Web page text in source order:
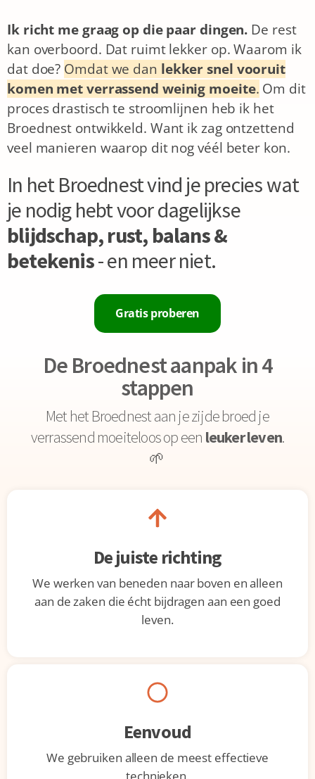
Ik richt me graag op die paar dingen. De rest
kan overboord. Dat ruimt lekker op.Waarom ik
dat doe? Omdat we dan lekker snel vooruit
komen met verrassend weinig moeite. Om dit
proces drastisch te stroomlijnen heb ik het
Broednest ontwikkeld. Want ik zag ontzettend
veel manieren waarop dit nog véél beter kon.
In het Broednest vind je precies wat
je nodig hebt voor dagelijkse
blijdschap, rust, balans &
betekenis- en meer niet.
Gratis proberen
De Broednest aanpak in 4
stappen
Met het Broednest aan je zijde broed je
verrassend moeiteloos op een leuker leven.
🌱
De juiste richting
We werken van beneden naar boven en alleen
aan de zaken die écht bijdragen aan een goed
leven.
Eenvoud
We gebruiken alleen de meest effectieve
technieken.